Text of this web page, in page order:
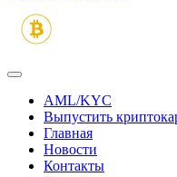
AML/KYC
Выпустить
Главная
Новости
Контакты